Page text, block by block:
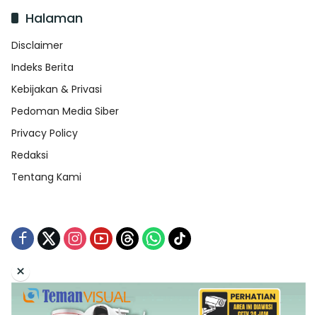
Halaman
Disclaimer
Indeks Berita
Kebijakan & Privasi
Pedoman Media Siber
Privacy Policy
Redaksi
Tentang Kami
Tentang Kami Redaksi
Indeks Berita
Disclaimer
Pedoman Media Siber
×